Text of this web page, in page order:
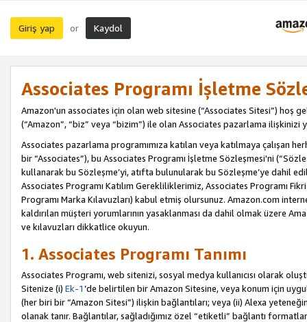
Giriş yap or Kaydol
Associates Programı İşletme
Amazon'un associates için olan web sitesine (“Associates Sitesi”) hoş
(“Amazon”, “biz” veya “bizim”) ile olan Associates pazarlama ilişkinizi
Associates pazarlama programımıza katılan veya katılmaya çalışan
bir “Associates”), bu Associates Programı İşletme Sözleşmesi'ni
kullanarak bu Sözleşme’yi, atıfta bulunularak bu Sözleşme’ye dahil
Associates Programı Katılım Gerekliliklerimiz, Associates Programı
Programı Marka Kılavuzları) kabul etmiş olursunuz. Amazon.com
kaldırılan müşteri yorumlarının yasaklanması da dahil olmak üzere
ve kılavuzları dikkatlice okuyun.
1. Associates Programı Tanımı
Associates Programı, web sitenizi, sosyal medya kullanıcısı olarak
Sitenize (i) Ek-1’de belirtilen bir Amazon Sitesine, veya konum için
(her biri bir “Amazon Sitesi”) ilişkin bağlantıları; veya (ii) Alexa
olanak tanır. Bağlantılar, sağladığımız özel “etiketli” bağlantı